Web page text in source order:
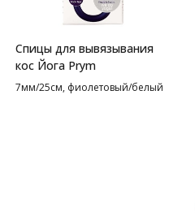
Спицы для вывязывания
кос Йога Prym
7мм/25см, фиолетовый/белый